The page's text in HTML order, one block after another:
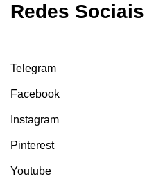
Redes Sociais
Telegram
Facebook
Instagram
Pinterest
Youtube